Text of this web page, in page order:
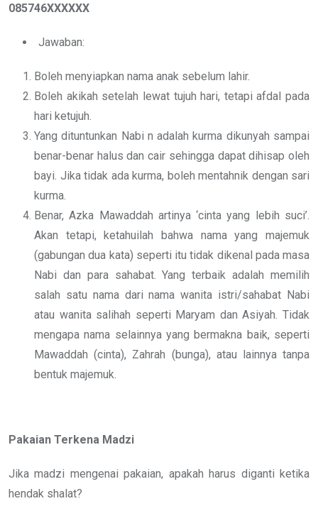
085746XXXXXX
Jawaban:
Boleh menyiapkan nama anak sebelum lahir.
Boleh akikah setelah lewat tujuh hari, tetapi afdal pada
hari ketujuh.
Yang dituntunkan Nabi n adalah kurma dikunyah sampai
benar-benar halus dan cair sehingga dapat dihisap oleh
bayi. Jika tidak ada kurma, boleh mentahnik dengan sari
kurma.
Benar, Azka Mawaddah artinya ‘cinta yang lebih suci’.
Akan tetapi, ketahuilah bahwa nama yang majemuk
(gabungan dua kata) seperti itu tidak dikenal pada masa
Nabi dan para sahabat. Yang terbaik adalah memilih
salah satu nama dari nama wanita istri/sahabat Nabi
atau wanita salihah seperti Maryam dan Asiyah. Tidak
mengapa nama selainnya yang bermakna baik, seperti
Mawaddah (cinta), Zahrah (bunga), atau lainnya tanpa
bentuk majemuk.
Pakaian Terkena Madzi
Jika madzi mengenai pakaian, apakah harus diganti ketika
hendak shalat?